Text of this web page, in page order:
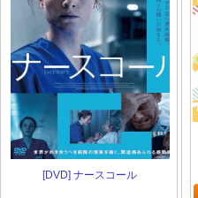
[DVD] ナースコール